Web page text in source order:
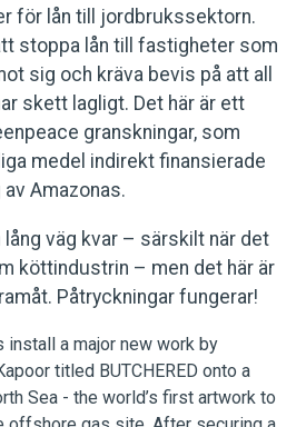
för lån till jordbrukssektorn.
stoppa lån till fastigheter som
sig och kräva bevis på att all
skett lagligt. Det här är ett
granskningar, som
medel indirekt finansierade
Amazonas.
väg kvar – särskilt när det
köttindustrin – men det här är
Påtryckningar fungerar!